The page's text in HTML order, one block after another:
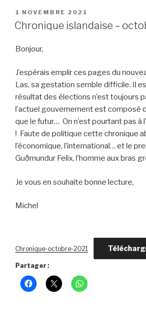
PUBLIÉ
LE
1 NOVEMBRE 2021
Chronique islandaise –
Bonjour,
J’espérais emplir ces pages du
Las, sa gestation semble difficile. Il
résultat des élections n’est toujours
l’actuel gouvernement est composé
que le futur… On n’est pourtant pas à
! Faute de politique cette chronique
l’économique, l’international… et le
Guðmundur Felix, l’homme aux bras
Je vous en souhaite bonne lecture,
Michel
Chronique-octobre-2021
Partager :